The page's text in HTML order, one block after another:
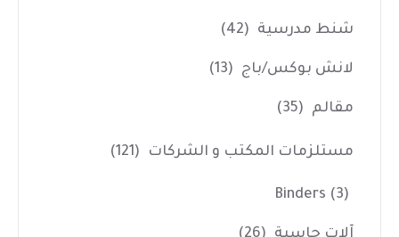
شنط مدرسية (42)
لانش بوكس/باج (13)
مقالم (35)
مستلزمات المكتب و الشركات (121)
Binders (3)